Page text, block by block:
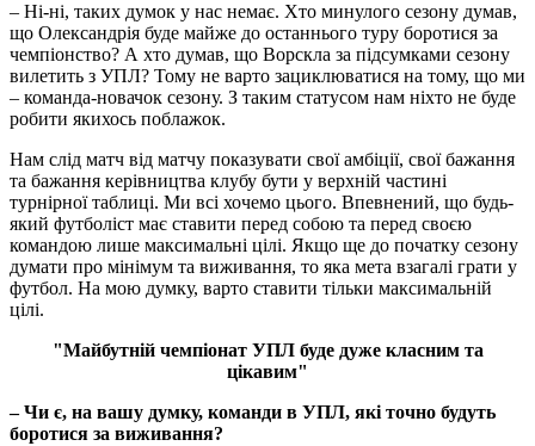
– Ні-ні, таких думок у нас немає. Хто минулого сезону думав,
що Олександрія буде майже до останнього туру боротися за
чемпіонство? А хто думав, що Ворскла за підсумками сезону
вилетить з УПЛ? Тому не варто зациклюватися на тому, що ми
– команда-новачок сезону. З таким статусом нам ніхто не буде
робити якихось поблажок.
Нам слід матч від матчу показувати свої амбіції, свої бажання
та бажання керівництва клубу бути у верхній частині
турнірної таблиці. Ми всі хочемо цього. Впевнений, що будь-
який футболіст має ставити перед собою та перед своєю
командою лише максимальні цілі. Якщо ще до початку сезону
думати про мінімум та виживання, то яка мета взагалі грати у
футбол. На мою думку, варто ставити тільки максимальній
цілі.
"Майбутній чемпіонат УПЛ буде дуже класним та
цікавим"
–​​​​​​​ Чи є, на вашу думку, команди в УПЛ, які точно будуть
боротися за виживання?